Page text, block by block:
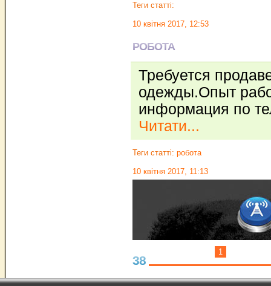
Теги статті:
10 квітня 2017, 12:53
РОБОТА
Требуется
одежды.Опыт
информация по
Читати...
Теги статті: робота
10 квітня 2017, 11:13
38
1